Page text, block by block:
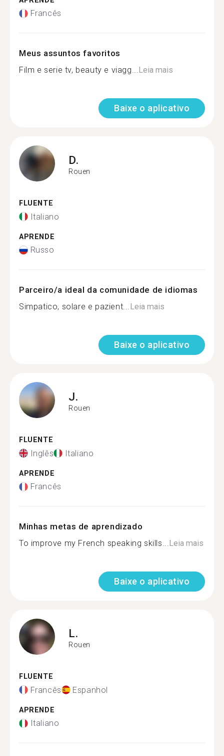
Francês
Meus assuntos favoritos
Film e serie tv, beauty e viagg...Leia mais
Baixe o aplicativo
D.
Rouen
FLUENTE
Italiano
APRENDE
Russo
Parceiro/a ideal da comunidade de idiomas
Simpatico, solare e pazient...Leia mais
Baixe o aplicativo
J.
Rouen
FLUENTE
Inglês Italiano
APRENDE
Francês
Minhas metas de aprendizado
To improve my French speaking skills...Leia mais
Baixe o aplicativo
L.
Rouen
FLUENTE
Francês Espanhol
APRENDE
Italiano